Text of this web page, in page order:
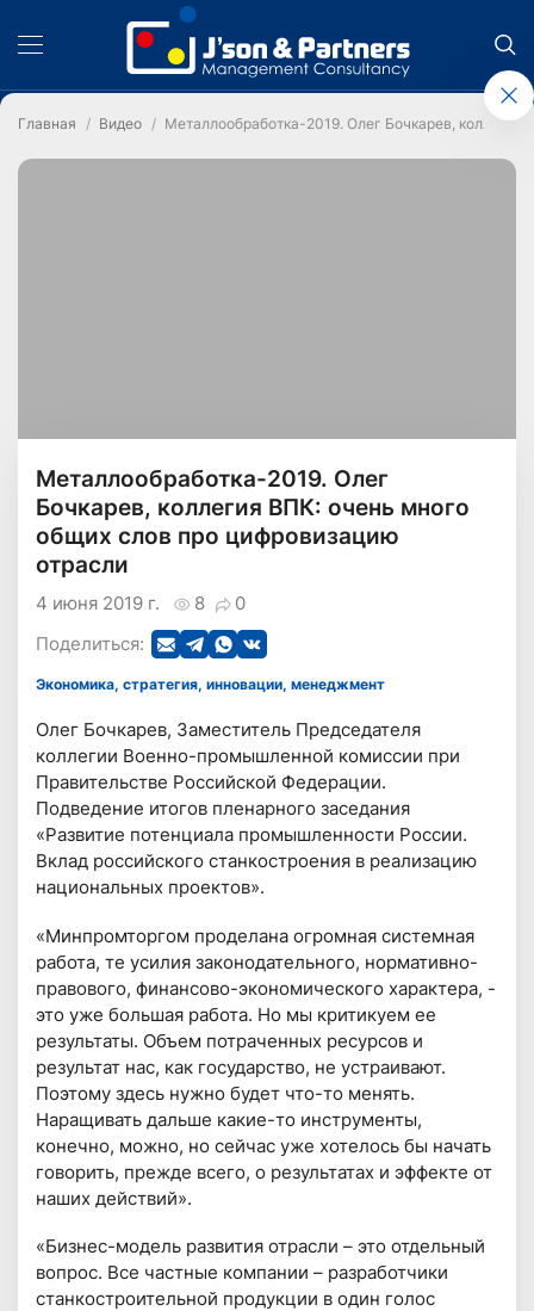
Главная Видео Металлообработка-2019. Олег Бочкарев,
Металлообработка-2019. Олег
Бочкарев, коллегия ВПК: очень много
общих слов про цифровизацию
отрасли
8 0
4 июня 2019 г.
Поделиться:
Экономика, стратегия, инновации, менеджмент
Олег Бочкарев, Заместитель Председателя
коллегии Военно-промышленной комиссии при
Правительстве Российской Федерации.
Подведение итогов пленарного заседания
«Развитие потенциала промышленности России.
Вклад российского станкостроения в реализацию
национальных проектов».
«Минпромторгом проделана огромная системная
работа, те усилия законодательного, нормативно-
правового, финансово-экономического характера, -
это уже большая работа. Но мы критикуем ее
результаты. Объем потраченных ресурсов и
результат нас, как государство, не устраивают.
Поэтому здесь нужно будет что-то менять.
Наращивать дальше какие-то инструменты,
конечно, можно, но сейчас уже хотелось бы начать
говорить, прежде всего, о результатах и эффекте от
наших действий».
«Бизнес-модель развития отрасли – это отдельный
вопрос. Все частные компании – разработчики
станкостроительной продукции в один голос